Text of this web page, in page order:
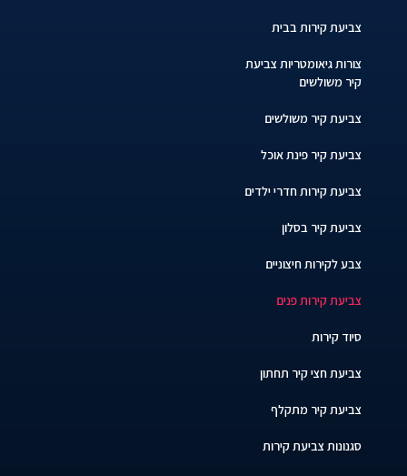
צביעת קירות בבית
צורות גיאומטריות צביעת
קיר משולשים
צביעת קיר משולשים
צביעת קיר פינת אוכל
צביעת קירות חדרי ילדים
צביעת קיר בסלון
צבע לקירות חיצוניים
צביעת קירות פנים
סיוד קירות
צביעת חצי קיר תחתון
צביעת קיר מתקלף
סגנונות צביעת קירות